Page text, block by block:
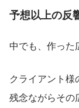
予想以上の反
中でも、作った
クライアント様
残念ながらその